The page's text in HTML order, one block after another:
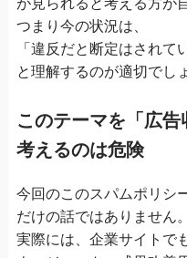
つまり今の状況は、
「違反だと断定はされて
と理解するのが適切でし
このテーマを「広
考えるのは危険
今回のこのスパムポリシ
だけの話ではありません。
実際には、企業サイトで